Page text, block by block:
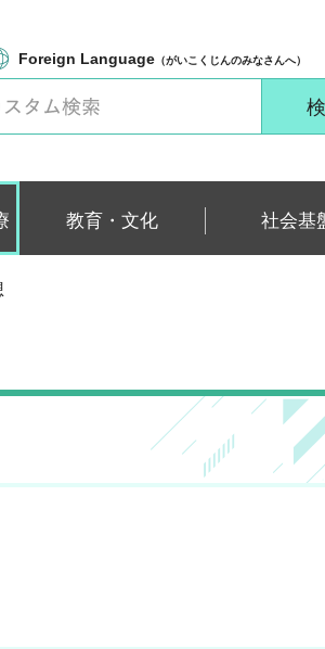
Foreign Language （がいこくじんのみなさんへ）
教育・文化 社会基